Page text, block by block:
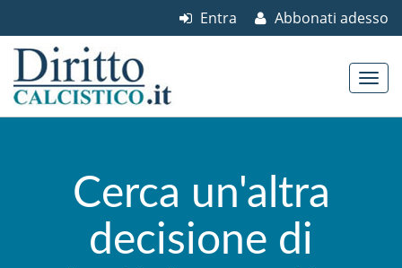
Abbonati adesso
Entra
Cerca un'altra
decisione di